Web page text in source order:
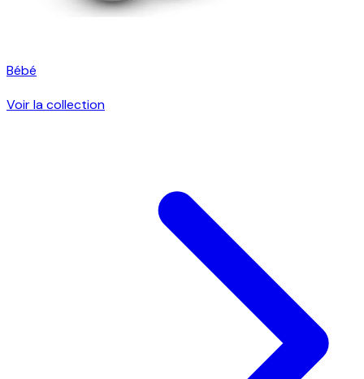
Bébé
Voir la collection